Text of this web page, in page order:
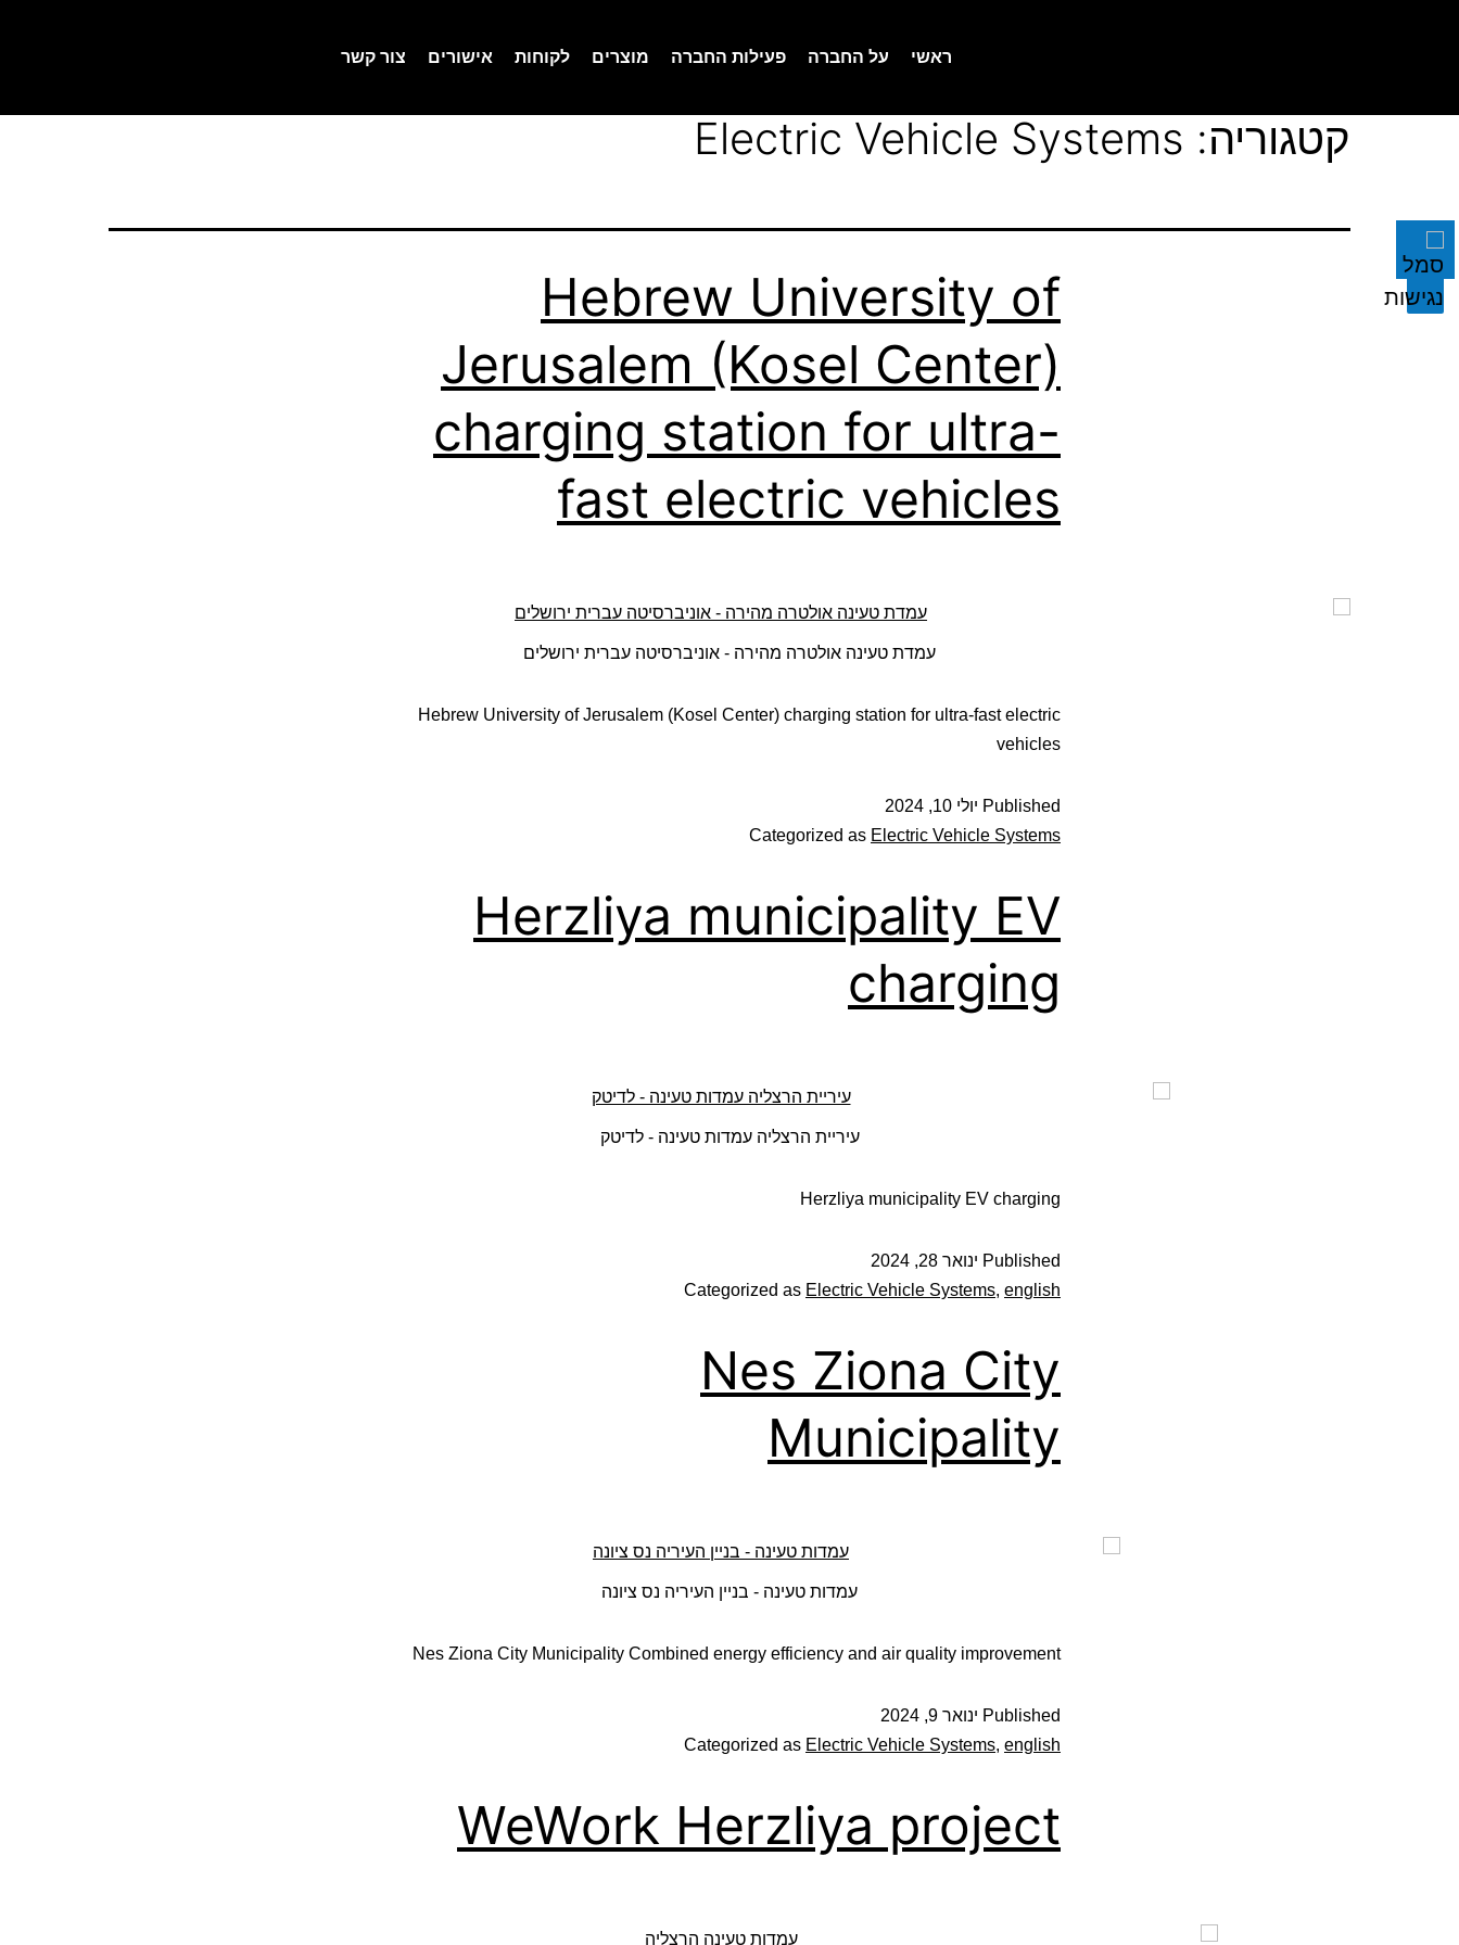
ראשי על החברה פעילות החברה מוצרים לקוחות אישורים צור קשר
קטגוריה: Electric Vehicle Systems
Hebrew University of
Jerusalem (Kosel Center)
charging station for ultra-
fast electric vehicles
עמדת טעינה אולטרה מהירה - אוניברסיטה עברית ירושלים
Hebrew University of Jerusalem (Kosel Center) charging station for ultra-fast electric
vehicles
Published יולי 10, 2024
Categorized as Electric Vehicle Systems
Herzliya municipality EV
charging
עיריית הרצליה עמדות טעינה - לדיטק
Herzliya municipality EV charging
Published ינואר 28, 2024
Categorized as Electric Vehicle Systems, english
Nes Ziona City
Municipality
עמדות טעינה - בניין העיריה נס ציונה
Nes Ziona City Municipality Combined energy efficiency and air quality improvement
Published ינואר 9, 2024
Categorized as Electric Vehicle Systems, english
WeWork Herzliya project